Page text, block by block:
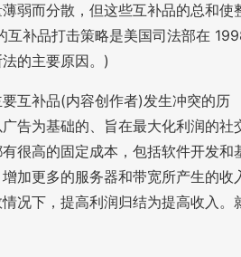
弱而分散，但这些互补品的总和使
互补品打击策略是美国司法部在
的主要原因。)
互补品(内容创作者)发生冲突的历
告为基础的、旨在最大化利润的社
很高的固定成本，包括软件开发和
加更多的服务器和带宽所产生的收
况下，提高利润归结为提高收入。